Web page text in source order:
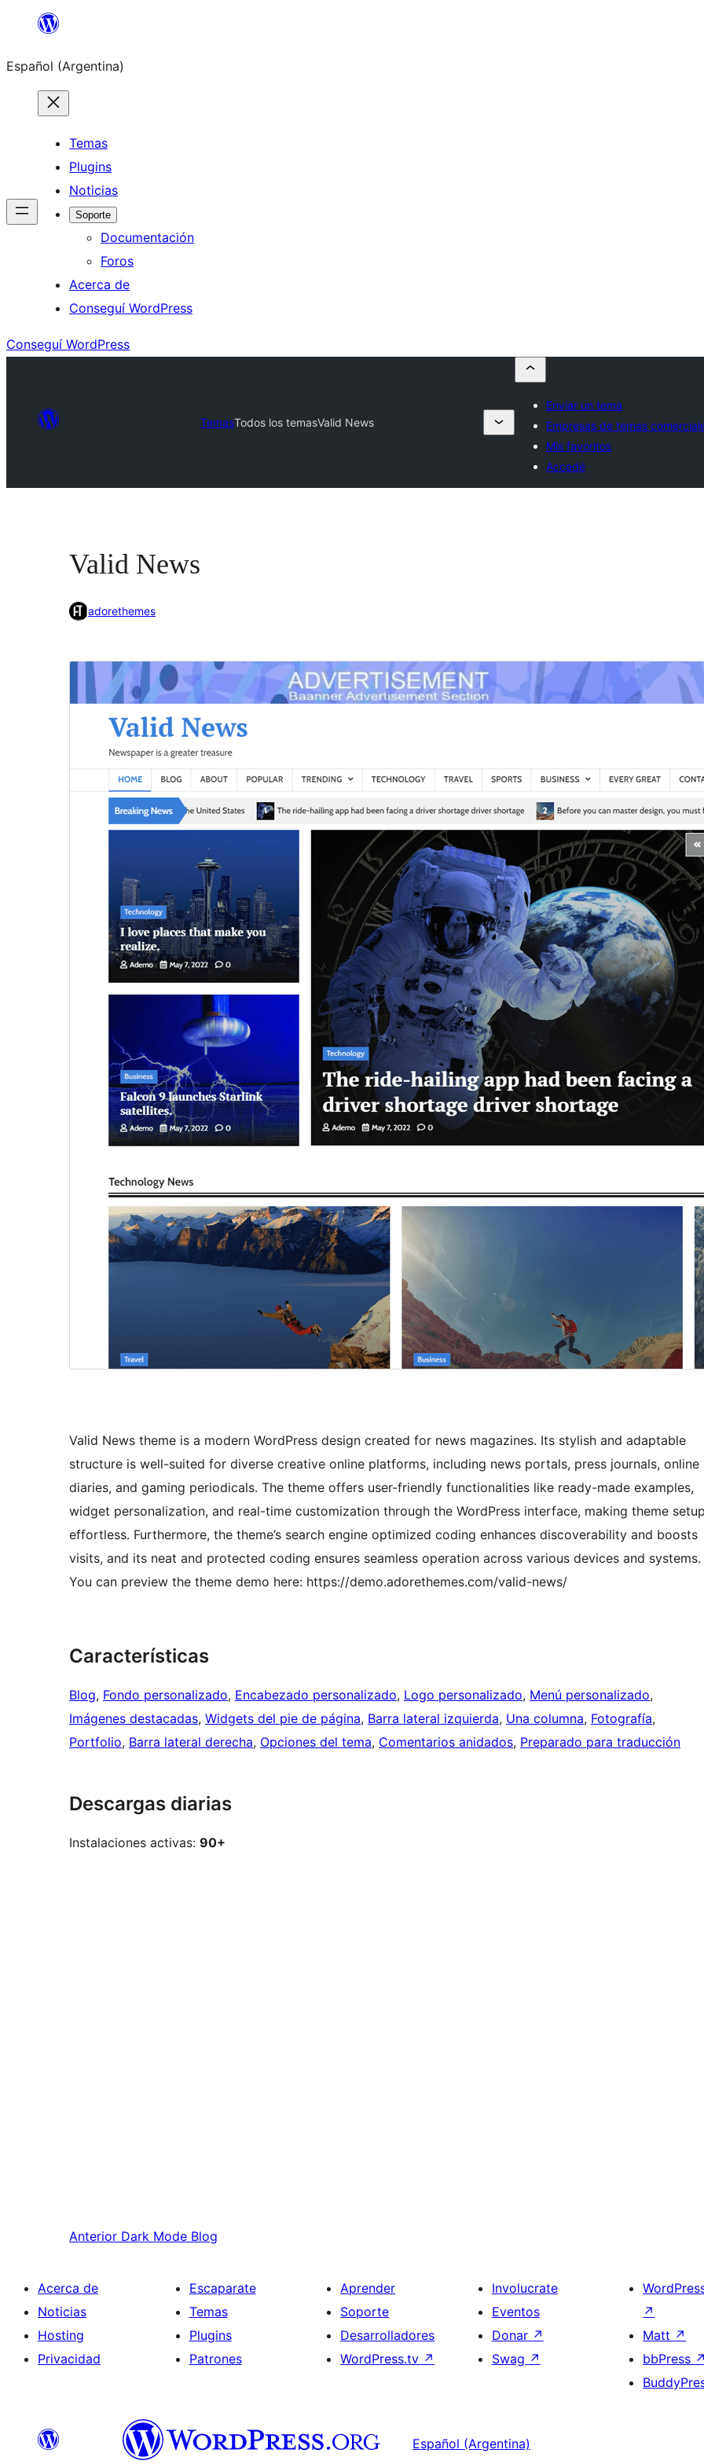
Saltar
contenido
Español (Argentina)
Temas
Plugins
Noticias
Soporte
Documentación
Foros
Acerca de
Conseguí WordPress
Conseguí WordPress
TemasTodos los temasValid News
Enviar un tema
Empresas de temas
Mis favoritos
Accedé
Valid News
adorethemes
Valid News theme is a modern WordPress design created for news magazines. Its stylish and adaptable
structure is well-suited for diverse creative online platforms, including news portals, press journals, online
diaries, and gaming periodicals. The theme offers user-friendly functionalities like ready-made examples,
widget personalization, and real-time customization through the WordPress interface, making theme
effortless. Furthermore, the theme’s search engine optimized coding enhances discoverability and boosts
visits, and its neat and protected coding ensures seamless operation across various devices and systems.
You can preview the theme demo here: https://demo.adorethemes.com/valid-news/
Características
Blog, Fondo personalizado, Encabezado personalizado, Logo personalizado, Menú personalizado
Imágenes destacadas, Widgets del pie de página, Barra lateral izquierda, Una columna, Fotografía
Portfolio, Barra lateral derecha, Opciones del tema, Comentarios anidados, Preparado para traducción
Descargas diarias
Instalaciones activas: 90+
Anterior Dark Mode Blog
Acerca de
Noticias
Hosting
Privacidad
Escaparate
Temas
Plugins
Patrones
Aprender
Soporte
Desarrolladores
WordPress.tv ↗
Involucrate
Eventos
Donar ↗
Swag ↗
↗
Matt ↗
bbPress
Español (Argentina)